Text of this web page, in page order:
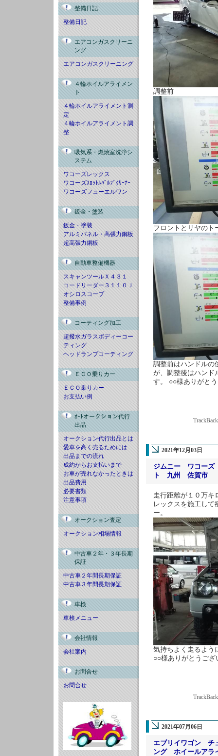
整備日記
整備日記
エアコンガスクリーニ
ング
エアコンガスクリーニング
４輪ホイルアライメン
ト
４輪ホイルアライメント測
定
４輪ホイルアライメント調
整
吸気系・燃焼室洗浄シ
ステム
ワコーズレックス
ワコーズｽﾛｯﾄﾙﾊﾞﾙﾌﾞｸﾘｰﾅｰ
ワコーズフューエルワン
鈑金・塗装
鈑金・塗装
アルミパネル・高張力鋼板
超高張力鋼板
自動車整備機器
スキャンツールＸ４３１
コードリーダー３１１０Ｊ
オシロスコープ
整備事例
コーティング加工
超撥水ガラスボディーコー
ティング
ヘッドランプコーティング
ＥＣＯ乗りカー
ＥＣＯ乗りカー
お支払い例
ｵｰﾄオークション代行
出品
オークション代行出品とは
愛車を高く売るためには
出品までの流れ
成約からお支払いまで
お車が売れなかったときは
出品費用
必要書類
注意事項
オークション査定
オークション相場情報
中古車２年・３年長期
保証
中古車２年間長期保証
中古車３年間長期保証
車検
車検メニュー
会社情報
会社案内
お問合せ
お問合せ
調整前
フロントとリヤのト
調整前はハンドルの
が、調整後はハンド
す。 ○○様ありがと
2021年12月03日
ジムニー ワコーズ
ト 九州 佐賀市
走行距離が１０万キ
レックスを施工して
ー。
気持ちよく走るよう
○○様ありがとうござ
2021年07月06日
エブリイワゴン チ
ング ホイールアラ